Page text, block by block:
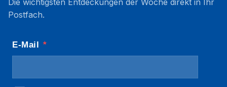
Die wichtigsten Entdeckungen der Woche direkt in Ihr
Postfach.